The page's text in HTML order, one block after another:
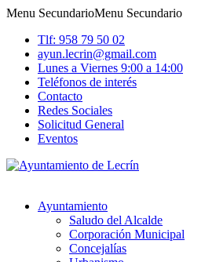
Menu SecundarioMenu Secundario
Tlf: 958 79 50 02
ayun.lecrin@gmail.com
Lunes a Viernes 9:00 a 14:00
Teléfonos de interés
Contacto
Redes Sociales
Solicitud General
Eventos
Ayuntamiento
Saludo del Alcalde
Corporación Municipal
Concejalías